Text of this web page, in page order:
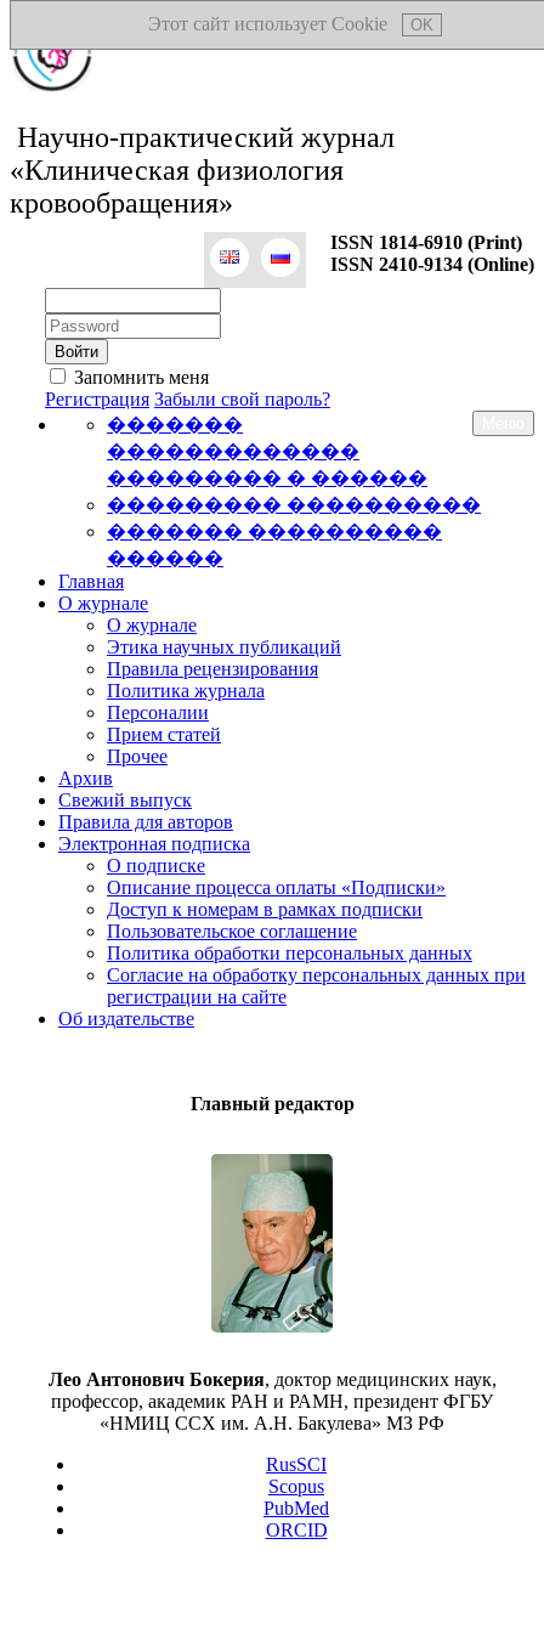
Этот сайт использует Cookie OK
Научно-практический журнал
«Клиническая физиология
кровообращения»
ISSN 1814-6910 (Print)
ISSN 2410-9134 (Online)
Пароль:
Запомнить меня
Регистрация Забыли свой пароль?
�������
�������������
��������� � ������
��������� ����������
������� ����������
������
Главная
О журнале
О журнале
Этика научных публикаций
Правила рецензирования
Политика журнала
Персоналии
Прием статей
Прочее
Архив
Свежий выпуск
Правила для авторов
Электронная подписка
О подписке
Описание процесса оплаты «Подписки»
Доступ к номерам в рамках подписки
Пользовательское соглашение
Политика обработки персональных данных
Согласие на обработку персональных данных при
регистрации на сайте
Об издательстве
Главный редактор
Лео Антонович Бокерия, доктор медицинских наук,
профессор, академик РАН и РАМН, президент ФГБУ
«НМИЦ ССХ им. А.Н. Бакулева» МЗ РФ
RusSCI
Scopus
PubMed
ORCID